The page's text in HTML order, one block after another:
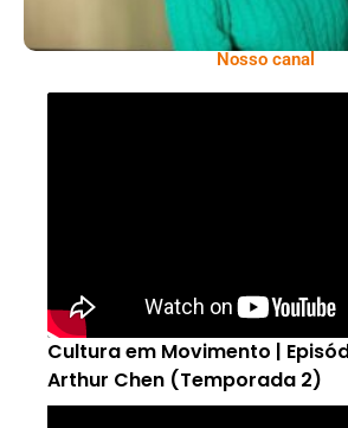
Nosso canal
Cultura em Movimento |
Arthur Chen (Temporada 2)